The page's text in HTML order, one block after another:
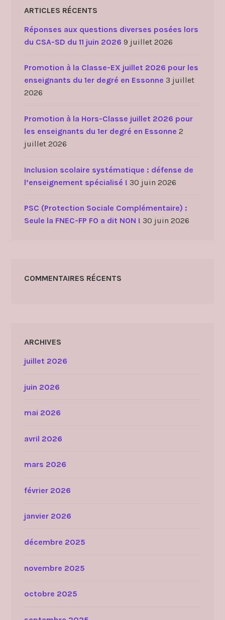
ARTICLES RÉCENTS
Réponses aux questions diverses posées lors
du CSA-SD du 11 juin 2026 9 juillet 2026
Promotion à la Classe-EX juillet 2026 pour les
enseignants du 1er degré en Essonne 3 juillet
2026
Promotion à la Hors-Classe juillet 2026 pour
les enseignants du 1er degré en Essonne 2
juillet 2026
Inclusion scolaire systématique : défense de
l’enseignement spécialisé ! 30 juin 2026
PSC (Protection Sociale Complémentaire) :
Seule la FNEC-FP FO a dit NON ! 30 juin 2026
COMMENTAIRES RÉCENTS
ARCHIVES
juillet 2026
juin 2026
mai 2026
avril 2026
mars 2026
février 2026
janvier 2026
décembre 2025
novembre 2025
octobre 2025